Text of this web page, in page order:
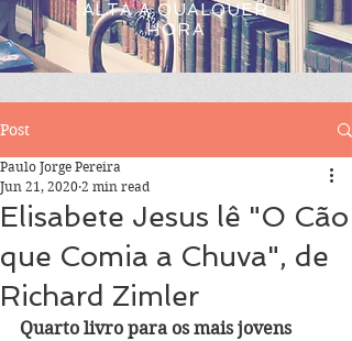
ALTA A QUALQUER
HORA
Post
Elisabete Jesus lê "O Cão
que Comia a Chuva", de
Richard Zimler
Paulo Jorge Pereira
Jun 21, 2020 2 min read
Quarto livro para os mais jovens